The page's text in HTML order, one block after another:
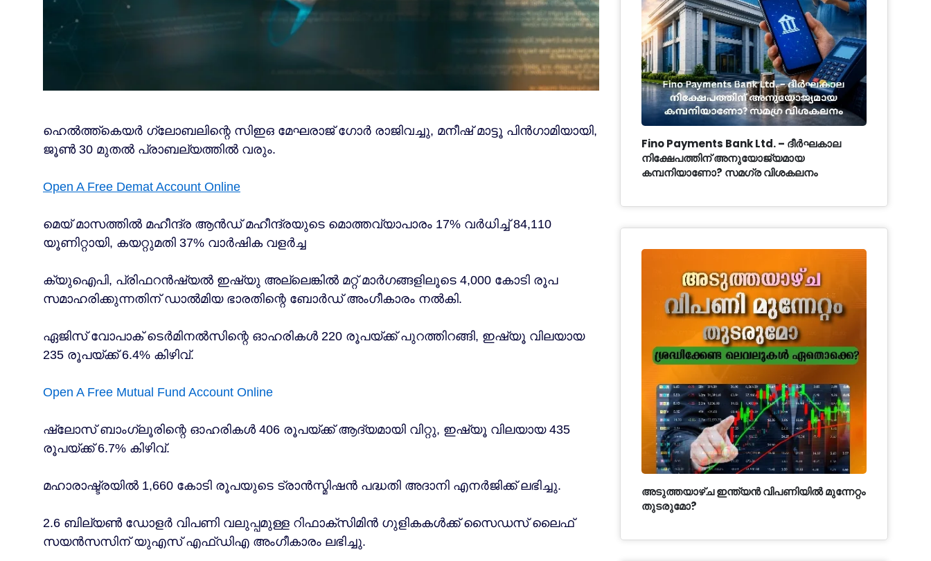
ഹെൽത്ത്കെയർ ഗ്ലോബലിന്റെ സിഇഒ മേഘരാജ് ഗോർ രാജിവച്ചു, മനീഷ് മാട്ടൂ പിൻഗാമിയായി,
ജൂൺ 30 മുതൽ പ്രാബല്യത്തിൽ വരും.
Open A Free Demat Account Online
മെയ് മാസത്തിൽ മഹീന്ദ്ര ആൻഡ് മഹീന്ദ്രയുടെ മൊത്തവ്യാപാരം 17% വർധിച്ച് 84,110
യൂണിറ്റായി, കയറ്റുമതി 37% വാർഷിക വളർച്ച
ക്യുഐപി, പ്രിഫറൻഷ്യൽ ഇഷ്യു അല്ലെങ്കിൽ മറ്റ് മാർഗങ്ങളിലൂടെ 4,000 കോടി രൂപ
സമാഹരിക്കുന്നതിന് ഡാൽമിയ ഭാരതിന്റെ ബോർഡ് അംഗീകാരം നൽകി.
ഏജിസ് വോപാക് ടെർമിനൽസിന്റെ ഓഹരികൾ 220 രൂപയ്ക്ക് പുറത്തിറങ്ങി, ഇഷ്യൂ വിലയായ
235 രൂപയ്ക്ക് 6.4% കിഴിവ്.
Open A Free Mutual Fund Account Online
ഷ്ലോസ് ബാംഗ്ലൂരിന്റെ ഓഹരികൾ 406 രൂപയ്ക്ക് ആദ്യമായി വിറ്റു, ഇഷ്യൂ വിലയായ 435
രൂപയ്ക്ക് 6.7% കിഴിവ്.
മഹാരാഷ്ട്രയിൽ 1,660 കോടി രൂപയുടെ ട്രാൻസ്മിഷൻ പദ്ധതി അദാനി എനർജിക്ക് ലഭിച്ചു.
2.6 ബില്യൺ ഡോളർ വിപണി വലുപ്പമുള്ള റിഫാക്സിമിൻ ഗുളികകൾക്ക് സൈഡസ് ലൈഫ്
സയൻസസിന് യുഎസ് എഫ്ഡിഎ അംഗീകാരം ലഭിച്ചു.
Fino Payments Bank Ltd. – ദീർഘകാല
നിക്ഷേപത്തിന് അനുയോജ്യമായ
കമ്പനിയാണോ? സമഗ്ര വിശകലനം
അടുത്തയാഴ്ച ഇന്ത്യൻ വിപണിയിൽ മുന്നേറ്റം
തുടരുമോ?